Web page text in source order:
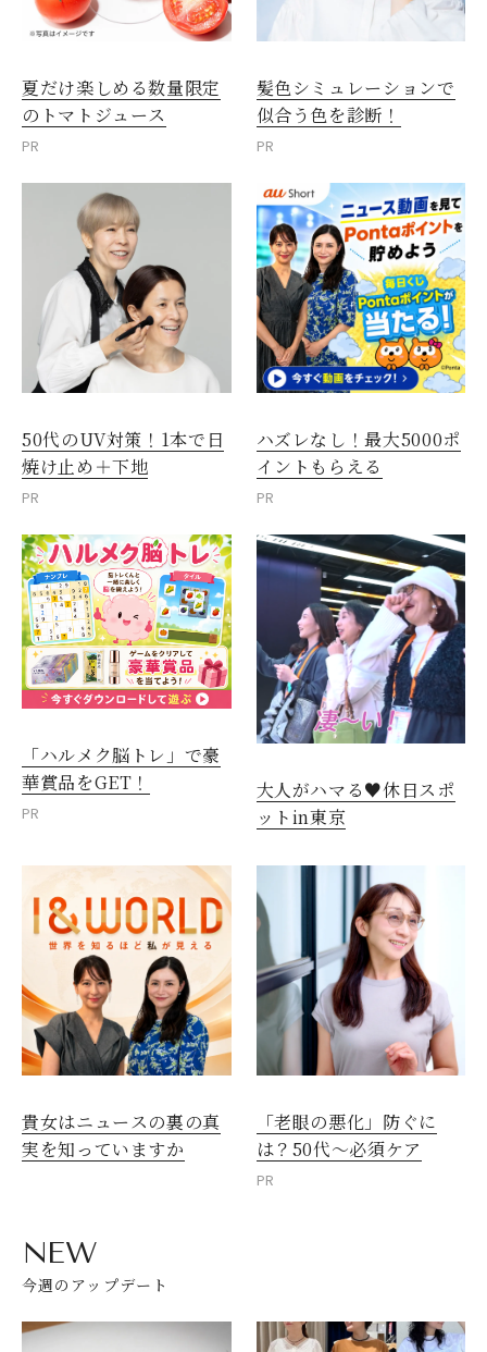
夏だけ楽しめる数量限定
のトマトジュース
PR
髪色シミュレーションで
似合う色を診断！
PR
50代のUV対策！1本で日
焼け止め＋下地
PR
ハズレなし！最大5000ポ
イントもらえる
PR
「ハルメク脳トレ」で豪
華賞品をGET！
PR
大人がハマる♥休日スポ
ットin東京
貴女はニュースの裏の真
実を知っていますか
「老眼の悪化」防ぐに
は？50代～必須ケア
PR
NEW
今週のアップデート